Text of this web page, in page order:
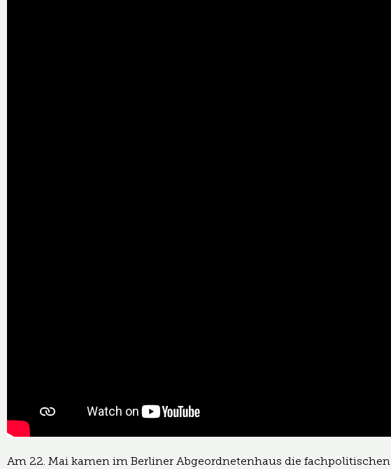
Am 22. Mai kamen im Berliner Abgeordnetenhaus die fachpolitischen